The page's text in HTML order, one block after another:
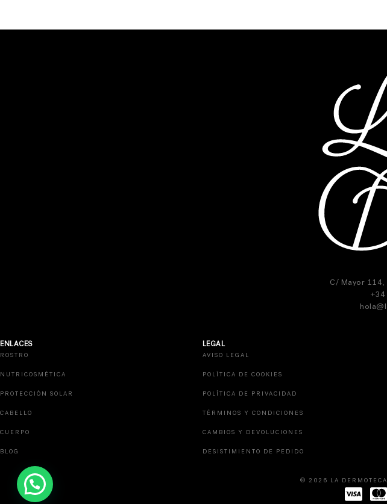
C/ Mayor 114,
ENLACES
ROSTRO
NUTRICOSMÉTICA
PROTECCIÓN SOLAR
CABELLO
CUERPO
BLOG
LEGAL
AVISO LEGAL
POLÍTICA DE COOKIES
POLÍTICA DE PRIVACIDAD
TÉRMINOS Y CONDICIONES
CAMBIOS Y DEVOLUCIONES
DESISTIMIENTO DE PEDIDO
© 2026 LA